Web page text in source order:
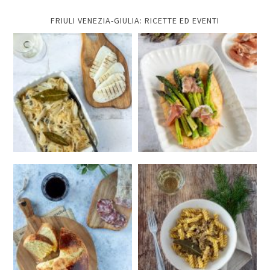
FRIULI VENEZIA-GIULIA: RICETTE ED EVENTI